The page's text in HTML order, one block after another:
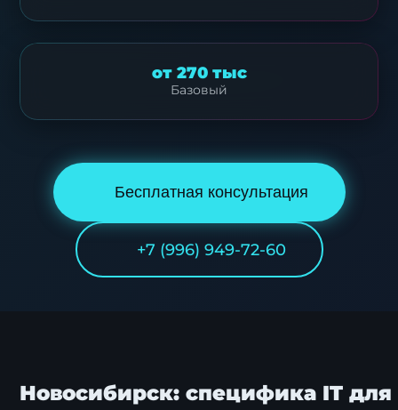
от 270 тыс
Базовый
Бесплатная консультация
+7 (996) 949-72-60
Новосибирск: специфика IT